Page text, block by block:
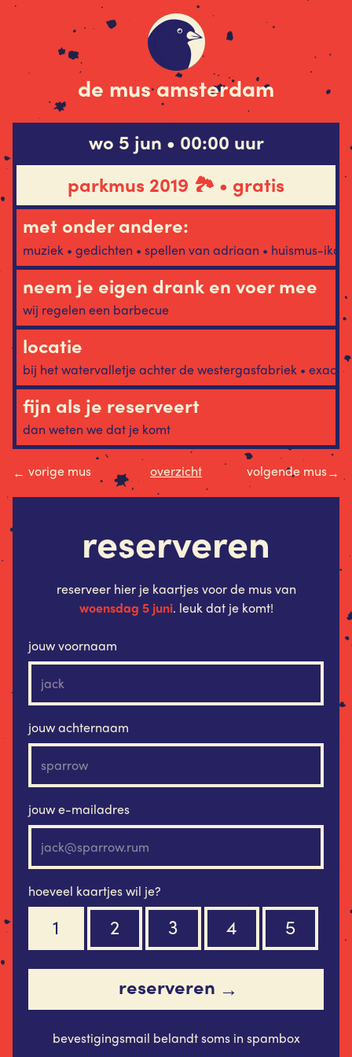
de mus amsterdam
wo 5 jun • 00:00 uur
parkmus 2019 🏞 • gratis
met onder andere:
muziek • gedichten • spellen van adriaan • huismus-
neem je eigen drank en voer mee
wij regelen een barbecue
locatie
bij het watervalletje achter de westergasfabriek •
fijn als je reserveert
dan weten we dat je komt
← vorige mus overzicht volgende mus→
reserveren
reserveer hier je kaartjes voor de mus van
woensdag 5 juni. leuk dat je komt!
jouw voornaam
jouw achternaam
jouw e-mailadres
hoeveel kaartjes wil je?
1 2 3 4 5
reserveren →
bevestigingsmail belandt soms in spambox